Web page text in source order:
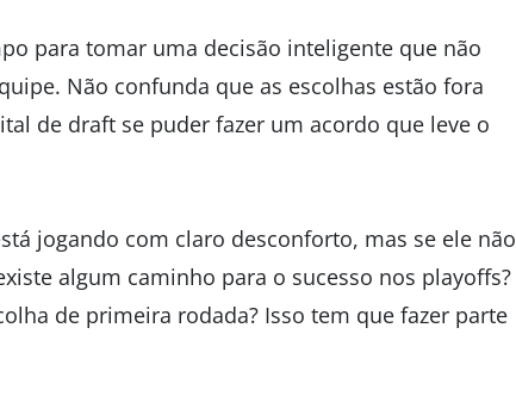
para tomar uma decisão inteligente que não
Não confunda que as escolhas estão fora
de draft se puder fazer um acordo que leve o
jogando com claro desconforto, mas se ele não
algum caminho para o sucesso nos playoffs?
de primeira rodada? Isso tem que fazer parte